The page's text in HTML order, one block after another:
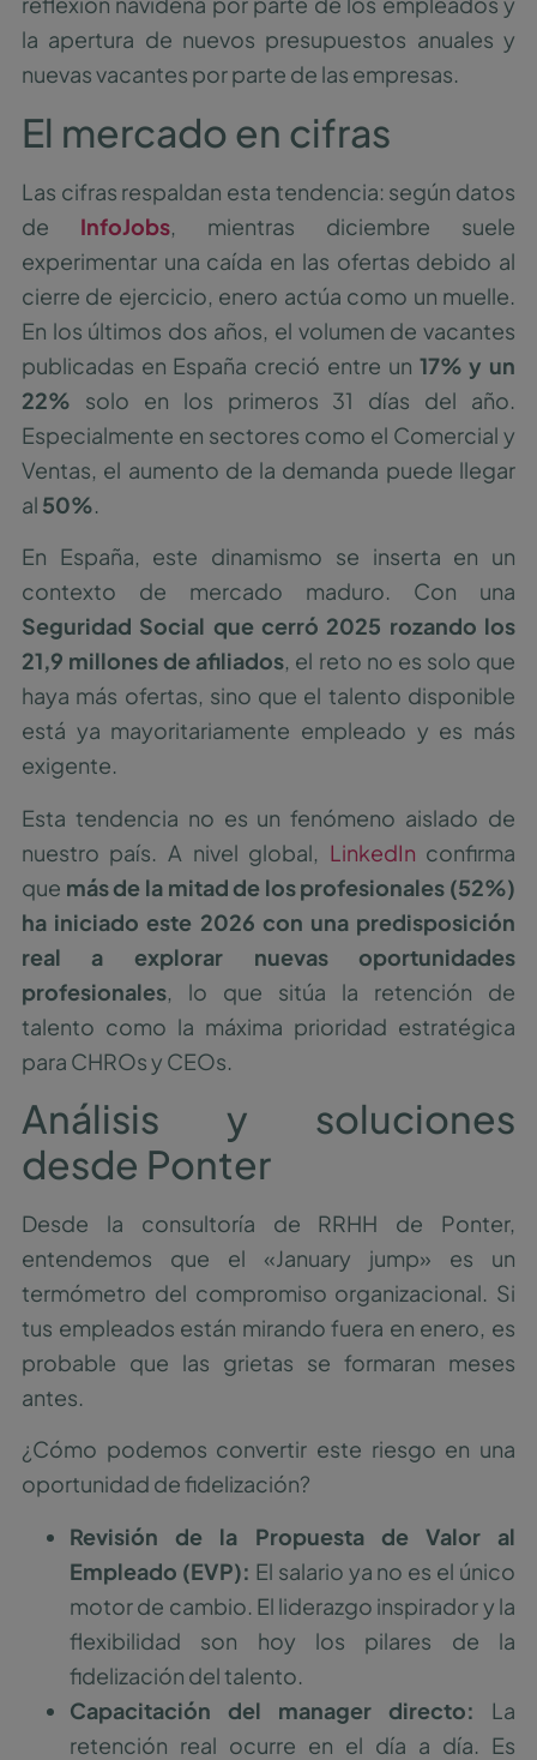
la apertura de nuevos presupuestos anuales y
nuevas vacantes por parte de las empresas.
El mercado en cifras
Las cifras respaldan esta tendencia: según datos
de InfoJobs, mientras diciembre suele
experimentar una caída en las ofertas debido al
cierre de ejercicio, enero actúa como un muelle.
En los últimos dos años, el volumen de vacantes
publicadas en España creció entre un 17% y un
22% solo en los primeros 31 días del año.
Especialmente en sectores como el Comercial y
Ventas, el aumento de la demanda puede llegar
al 50%.
En España, este dinamismo se inserta en un
contexto de mercado maduro. Con una
Seguridad Social que cerró 2025 rozando los
21,9 millones de afiliados, el reto no es solo que
haya más ofertas, sino que el talento disponible
está ya mayoritariamente empleado y es más
exigente.
Esta tendencia no es un fenómeno aislado de
nuestro país. A nivel global, LinkedIn confirma
que más de la mitad de los profesionales (52%)
ha iniciado este 2026 con una predisposición
real a explorar nuevas oportunidades
profesionales, lo que sitúa la retención de
talento como la máxima prioridad estratégica
para CHROs y CEOs.
Análisis y soluciones
desde Ponter
Desde la consultoría de RRHH de Ponter,
entendemos que el «January jump» es un
termómetro del compromiso organizacional. Si
tus empleados están mirando fuera en enero, es
probable que las grietas se formaran meses
antes.
¿Cómo podemos convertir este riesgo en una
oportunidad de fidelización?
Revisión de la Propuesta de Valor al
Empleado (EVP): El salario ya no es el único
motor de cambio. El liderazgo inspirador y la
flexibilidad son hoy los pilares de la
fidelización del talento.
Capacitación del manager directo: La
retención real ocurre en el día a día. Es